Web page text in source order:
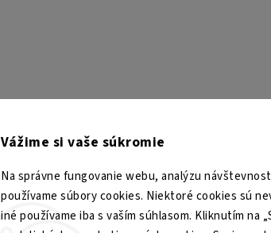
Vážime si vaše súkromie
Na správne fungovanie webu, analýzu
používame súbory cookies. Niektoré cookies sú
iné používame iba s vaším súhlasom. Kliknutím na
TESA Shop CZ